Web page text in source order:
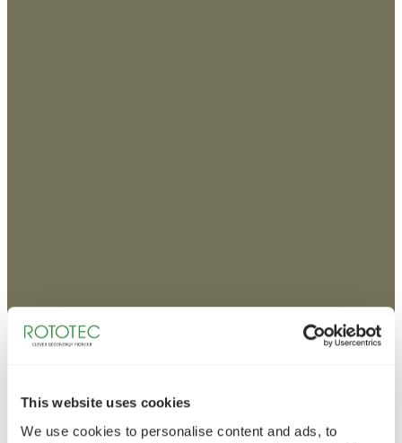
This website uses cookies
We use cookies to personalise content and ads, to